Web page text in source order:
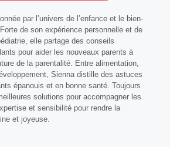
par l’univers de l’enfance et le bien-
de son expérience personnelle et de
elle partage des conseils
pour aider les nouveaux parents à
de la parentalité. Entre alimentation,
Sienna distille des astuces
épanouis et en bonne santé. Toujours
solutions pour accompagner les
et sensibilité pour rendre la
et joyeuse.